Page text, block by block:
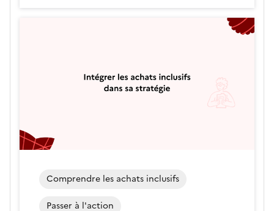
Comprendre les achats inclusifs
Passer à l'action